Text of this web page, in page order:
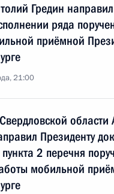
Гредин
ряда
приёмной
21:00
области
Президенту
2 перечня
мобильной